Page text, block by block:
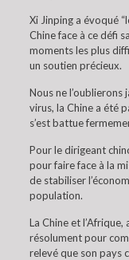
Xi Jinping a évoqué
Chine face à ce défi
moments les plus
un soutien précieux.
Nous ne l’oublierons
virus, la Chine a été
s’est battue
Pour le dirigeant
pour faire face à la
de stabiliser
population.
La Chine et
résolument pour
relevé que son pays